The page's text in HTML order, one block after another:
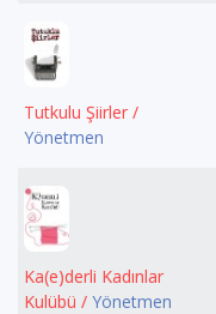
Tutkulu Şiirler /
Yönetmen
Ka(e)derli Kadınlar
Kulübü / Yönetmen